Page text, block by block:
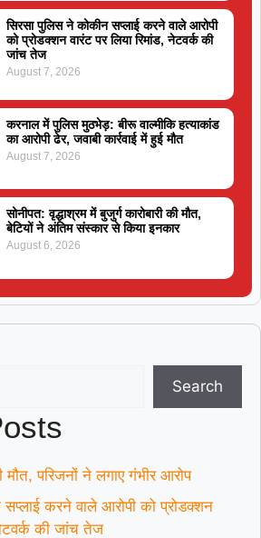
सिरसा पुलिस ने कोकीन सप्लाई करने वाले आरोपी
को प्रोडक्शन वारंट पर लिया रिमांड, नेटवर्क की
जांच तेज
August 7, 2026
करनाल में पुलिस मुठभेड़: बीरू वाल्मीकि हत्याकांड
का आरोपी ढेर, जवाबी कार्रवाई में हुई मौत
August 7, 2026
सोनीपत: वृद्धाश्रम में बुजुर्ग कारोबारी की मौत,
बेटियों ने अंतिम संस्कार से किया इनकार
August 6, 2026
Search
मौत, परिजनों ने लगाए गंभीर आरोप
करने वाले आरोपी को प्रोडक्शन
की जांच तेज